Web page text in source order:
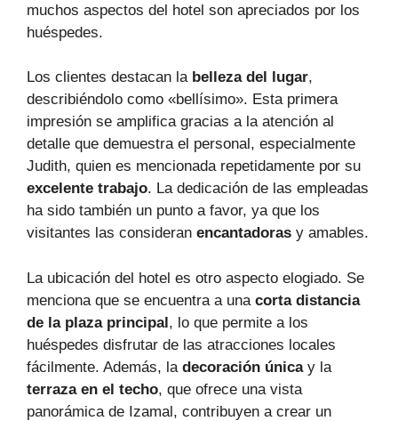
muchos aspectos del hotel son apreciados por los
huéspedes.
Los clientes destacan la belleza del lugar,
describiéndolo como «bellísimo». Esta primera
impresión se amplifica gracias a la atención al
detalle que demuestra el personal, especialmente
Judith, quien es mencionada repetidamente por su
excelente trabajo. La dedicación de las empleadas
ha sido también un punto a favor, ya que los
visitantes las consideran encantadoras y amables.
La ubicación del hotel es otro aspecto elogiado. Se
menciona que se encuentra a una corta distancia
de la plaza principal, lo que permite a los
huéspedes disfrutar de las atracciones locales
fácilmente. Además, la decoración únicay la
terraza en el techo, que ofrece una vista
panorámica de Izamal, contribuyen a crear un